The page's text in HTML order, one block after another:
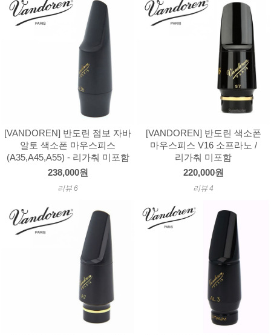
[VANDOREN] 반도린 점보 자바
알토 색소폰 마우스피스
(A35,A45,A55) - 리가춰 미포함
238,000원
리뷰 6
[VANDOREN] 반도린 색소폰
마우스피스 V16 소프라노 /
리가춰 미포함
220,000원
리뷰 4